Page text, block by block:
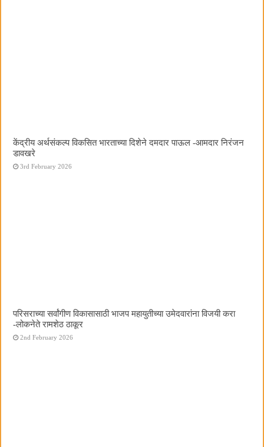
केंद्रीय अर्थसंकल्प विकसित भारताच्या दिशेने दमदार पाऊल -आमदार निरंजन
डावखरे
3rd February 2026
परिसराच्या सर्वांगीण विकासासाठी भाजप महायुतीच्या उमेदवारांना विजयी करा
-लोकनेते रामशेठ ठाकूर
2nd February 2026